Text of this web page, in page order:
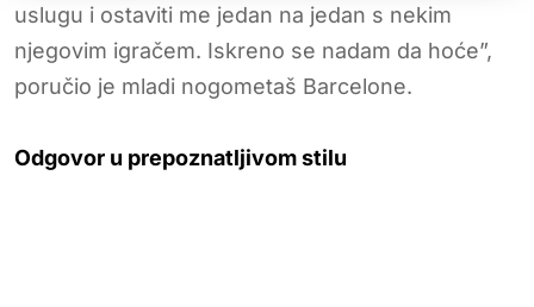
uslugu i ostaviti me jedan na jedan s nekim
njegovim igračem. Iskreno se nadam da hoće”,
poručio je mladi nogometaš Barcelone.
Odgovor u prepoznatljivom stilu